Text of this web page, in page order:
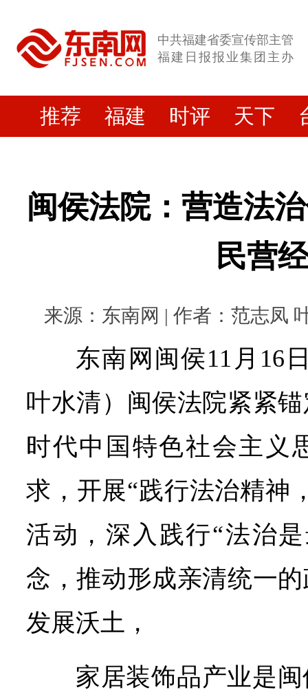
中共福建省委宣传部主管
福建日报报业集团主办
推荐 福建 时评 天下
闽侯法院：营造法
民营
来源：东南网 | 作者：范志凤
东南网闽侯11月16
叶水清） 闽侯法院紧紧
时代中国特色社会主义
求，开展“践行法治精神
活动，深入践行“法治
念，推动形成亲清统一
发展沃土，
家居装饰品产业是